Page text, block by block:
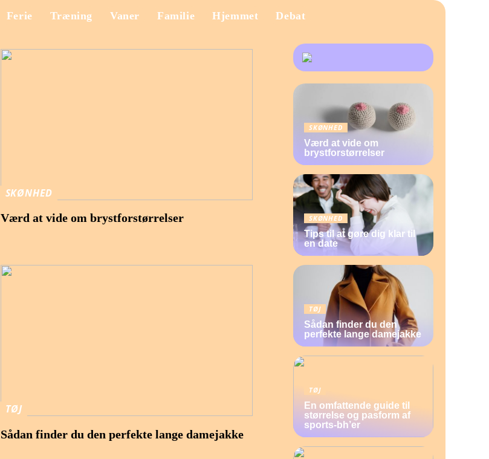
Ferie Træning Vaner Familie Hjemmet Debat
SKØNHED
Værd at vide om brystforstørrelser
TØJ
Sådan finder du den perfekte lange damejakke
SKØNHED
Værd at vide om
brystforstørrelser
SKØNHED
Tips til at gøre dig klar til
en date
TØJ
Sådan finder du den
perfekte lange damejakke
TØJ
En omfattende guide til
størrelse og pasform af
sports-bh’er